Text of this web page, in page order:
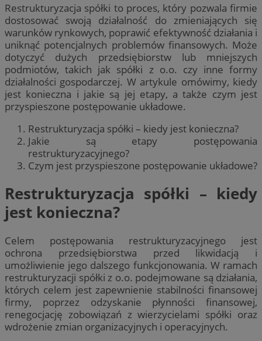
Restrukturyzacja spółki to proces, który pozwala firmie
dostosować swoją działalność do zmieniających się
warunków rynkowych, poprawić efektywność działania i
uniknąć potencjalnych problemów finansowych. Może
dotyczyć dużych przedsiębiorstw lub mniejszych
podmiotów, takich jak spółki z o.o. czy inne formy
działalności gospodarczej. W artykule omówimy, kiedy
jest konieczna i jakie są jej etapy, a także czym jest
przyspieszone postępowanie układowe.
Restrukturyzacja spółki – kiedy jest konieczna?
Jakie są etapy postępowania
restrukturyzacyjnego?
Czym jest przyspieszone postępowanie układowe?
Restrukturyzacja spółki – kiedy
jest konieczna?
Celem postępowania restrukturyzacyjnego jest
ochrona przedsiębiorstwa przed likwidacją i
umożliwienie jego dalszego funkcjonowania. W ramach
restrukturyzacji spółki z o.o. podejmowane są działania,
których celem jest zapewnienie stabilności finansowej
firmy, poprzez odzyskanie płynności finansowej,
renegocjację zobowiązań z wierzycielami spółki oraz
wdrożenie zmian organizacyjnych i operacyjnych.